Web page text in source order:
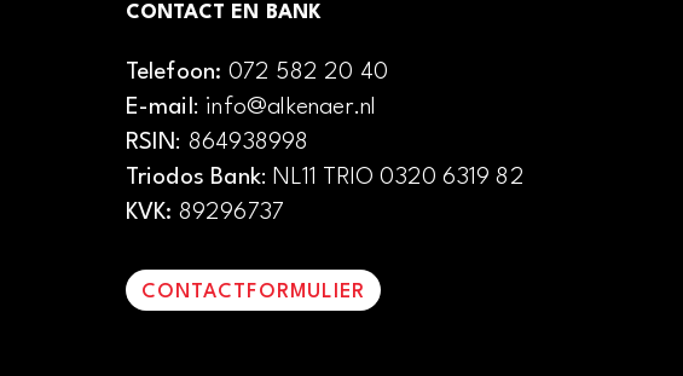
CONTACT EN BANK
Telefoon: 072 582 20 40
E-mail: info@alkenaer.nl
RSIN: 864938998
Triodos Bank: NL11 TRIO 0320 6319 82
KVK: 89296737
CONTACTFORMULIER